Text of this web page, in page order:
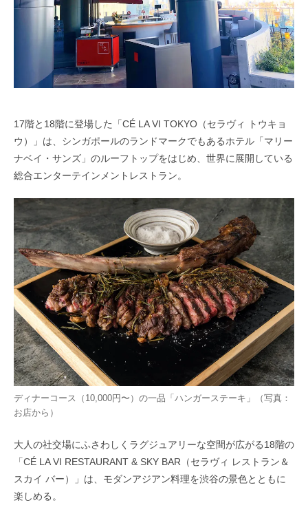
17階と18階に登場した「CÉ LA VI TOKYO（セラヴィ トウキョ
ウ）」は、シンガポールのランドマークでもあるホテル「マリー
ナベイ・サンズ」のルーフトップをはじめ、世界に展開している
総合エンターテインメントレストラン。
ディナーコース（10,000円〜）の一品「ハンガーステーキ」（写真：
お店から）
大人の社交場にふさわしくラグジュアリーな空間が広がる18階の
「CÉ LA VI RESTAURANT & SKY BAR（セラヴィ レストラン＆
スカイ バー）」は、モダンアジアン料理を渋谷の景色とともに
楽しめる。